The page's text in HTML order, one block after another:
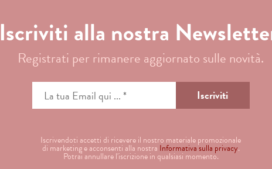
Iscriviti alla nostra
Registrati per rimanere aggiornato sulle novità.
Iscrivendoti accetti di ricevere il nostro materiale promozionale
di marketing e acconsenti alla nostra Informativa sulla privacy.
Potrai annullare l'iscrizione in qualsiasi momento.